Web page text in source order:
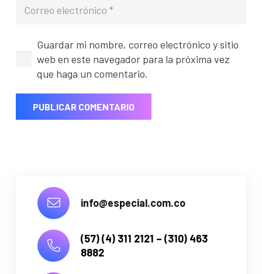
Guardar mi nombre, correo electrónico y sitio
web en este navegador para la próxima vez
que haga un comentario.
PUBLICAR COMENTARIO
info@especial.com.co
(57) (4) 311 2121 – (310) 463
8882